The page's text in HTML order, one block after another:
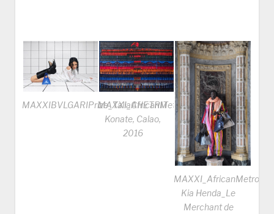
MAXXIBVLGARIPrize_TaliaCHETRITMAXXI_AfricanMetropolis_Abdoulaye
Konate, Calao,
2016
Kia Henda_Le
Merchant de